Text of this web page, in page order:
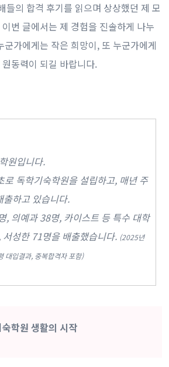
들의 합격 후기를 읽으며 상상했던 제 모
번 글에서는 제 경험을 진솔하게 나누
군가에게는 작은 희망이, 또 누군가에게
동력이 되길 바랍니다.
원입니다.
독학기숙학원을 설립하고, 매년 주
출하고 있습니다.
, 의예과 38명, 카이스트 등 특수 대학
성한 71명을 배출했습니다. (2025년
대입결과, 중복합격자 포함)
학원 생활의 시작